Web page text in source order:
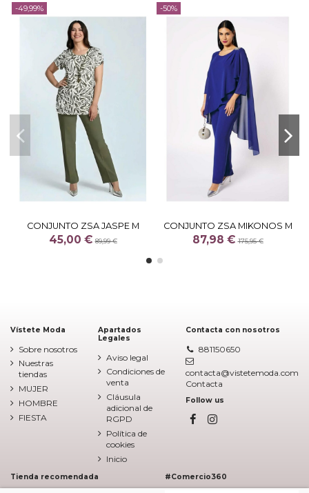
-49,99%
CONJUNTO ZSA JASPE M
45,00 €89,99 €
-50%
CONJUNTO ZSA MIKONOS M
87,98 €175,95 €
Vístete Moda
Sobre nosotros
Nuestras
tiendas
MUJER
HOMBRE
FIESTA
Apartados
Legales
Aviso legal
Condiciones de
venta
Cláusula
adicional de
RGPD
Política de
cookies
Inicio
Contacta con nosotros
881150650
contacta@vistetemoda.com
Contacta
Follow us
Tienda recomendada #Comercio360